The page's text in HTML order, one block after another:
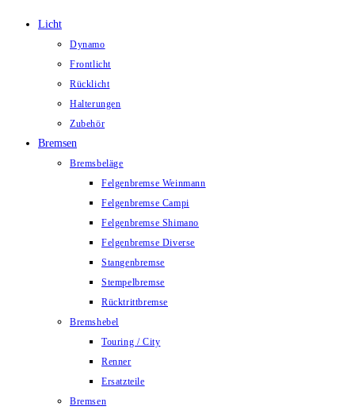
Licht
Dynamo
Frontlicht
Rücklicht
Halterungen
Zubehör
Bremsen
Bremsbeläge
Felgenbremse Weinmann
Felgenbremse Campi
Felgenbremse Shimano
Felgenbremse Diverse
Stangenbremse
Stempelbremse
Rücktrittbremse
Bremshebel
Touring / City
Renner
Ersatzteile
Bremsen